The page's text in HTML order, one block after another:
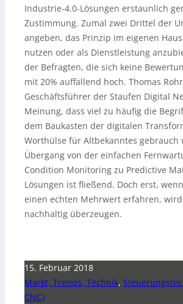
Industrie-4.0-Lösungen erstaunlich
Zustimmung. Zumal zwei Drittel der
angeben, das Prinzip im eigenen
nutzen oder als Dienstleistung
der Befragten, die sich keine
mit 20% auffallend hoch. Thomas
Geschäftsführer der Staufen Digital
Meinung, dass viel zu häufig die
dem Baukasten der digitalen
Worthülse für Altbekanntes gebrauch
Übergang von der einfachen
Condition Monitoring zu Predictive
Lösungen ist fließend. Doch erst,
einen echten Mehrwert erfahren,
nachhaltig überzeugen.
15. Februar 2018
Markt, Trends, Technik,
CNC)